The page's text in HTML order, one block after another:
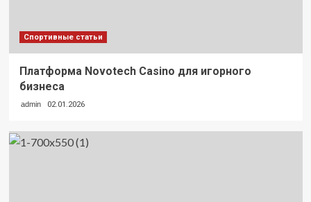
Спортивные статьи
Платформа Novotech Casino для игорного
бизнеса
admin 02.01.2026